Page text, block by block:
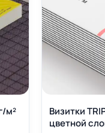
м²
Визитки
цветной